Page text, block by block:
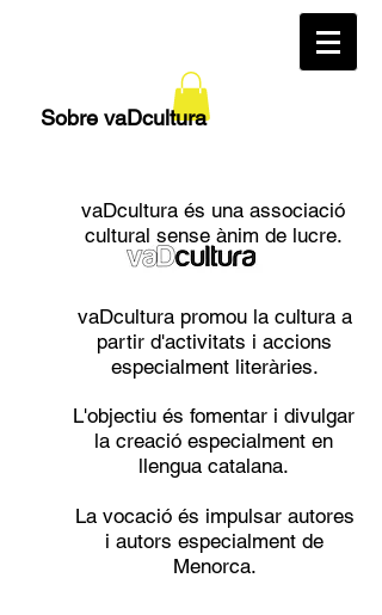
Sobre vaDcultura
vaDcultura és una associació
cultural sense ànim de lucre.
vaDcultura promou la cultura a
partir d'activitats i accions
especialment literàries.
L'objectiu és fomentar i divulgar
la creació especialment en
llengua catalana.
La vocació és impulsar autores
i autors especialment de
Menorca.